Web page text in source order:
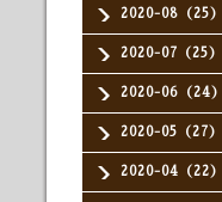
2020-08（25）
2020-07（25）
2020-06（24）
2020-05（27）
2020-04（22）